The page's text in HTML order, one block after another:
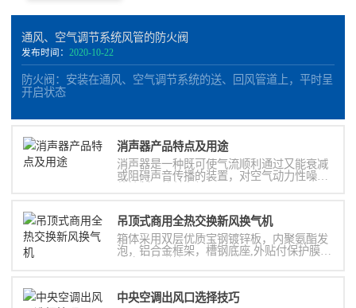
通风、空气调节系统风管的防火阀
发布时间： 2020-10-22
防火阀：安装在通风、空气调节系统的送、回风管道上，平时呈
开启状态
消声器​产品特点及用途
消声器是一种既可使气流顺利通过又能衰减
或阻碍声音传播的装置，对空气动力性噪声
吊顶式商用全热交换新风换气机
箱体采用双层优质宝钢镀锌板，内聚氨酯发
泡，铝合金框架，槽钢底座,外贴付保护膜，
中央空调出风口选择技巧